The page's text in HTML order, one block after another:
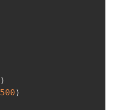
)
500 )